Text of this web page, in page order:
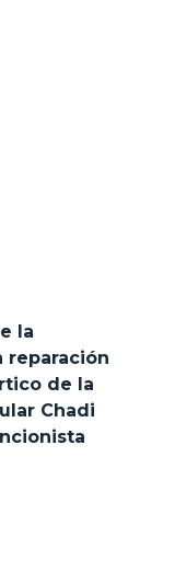
la
reparación
de la
Chadi